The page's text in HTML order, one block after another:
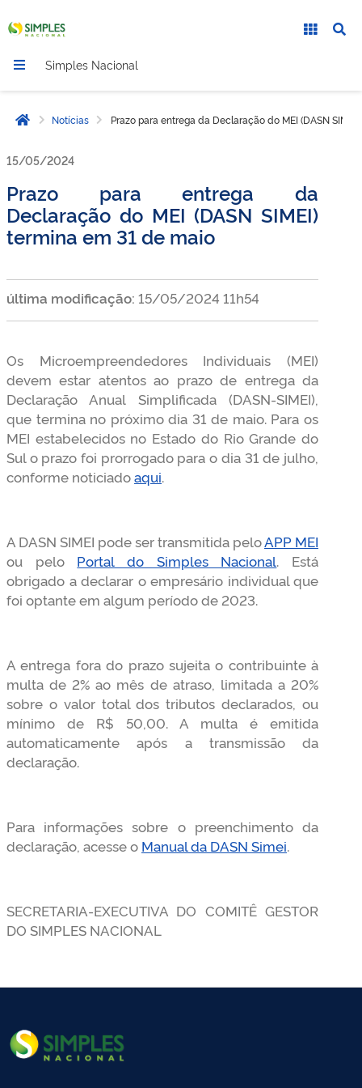
Simples Nacional
Página inicial
Notícias Prazo para entrega da Declaração do MEI (DASN
15/05/2024
Prazo para entrega da
Declaração do MEI (DASN SIMEI)
termina em 31 de maio
última modificação: 15/05/2024 11h54
Os Microempreendedores Individuais (MEI)
devem estar atentos ao prazo de entrega da
Declaração Anual Simplificada (DASN-SIMEI),
que termina no próximo dia 31 de maio. Para os
MEI estabelecidos no Estado do Rio Grande do
Sul o prazo foi prorrogado para o dia 31 de julho,
conforme noticiadoaqui.
A DASN SIMEI pode ser transmitida peloAPP MEI
ou pelo Portal do Simples Nacional. Está
obrigado a declarar o empresário individual que
foi optante em algum período de 2023.
A entrega fora do prazo sujeita o contribuinte à
multa de 2% ao mês de atraso, limitada a 20%
sobre o valor total dos tributos declarados, ou
mínimo de R$ 50,00. A multa é emitida
automaticamente após a transmissão da
declaração.
Para informações sobre o preenchimento da
declaração, acesse o Manual da DASN Simei.
SECRETARIA-EXECUTIVA DO COMITÊ GESTOR
DO SIMPLES NACIONAL